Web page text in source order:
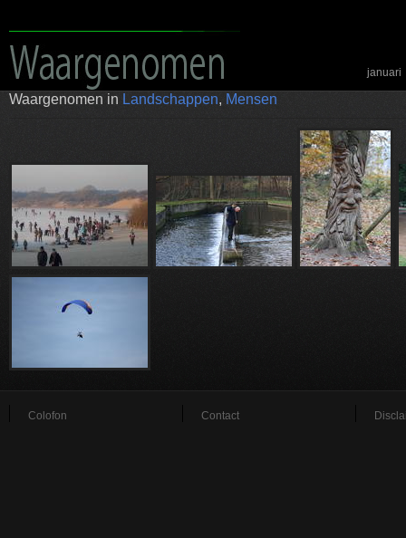
januari
Waargenomen in Landschappen, Mensen
Colofon Contact